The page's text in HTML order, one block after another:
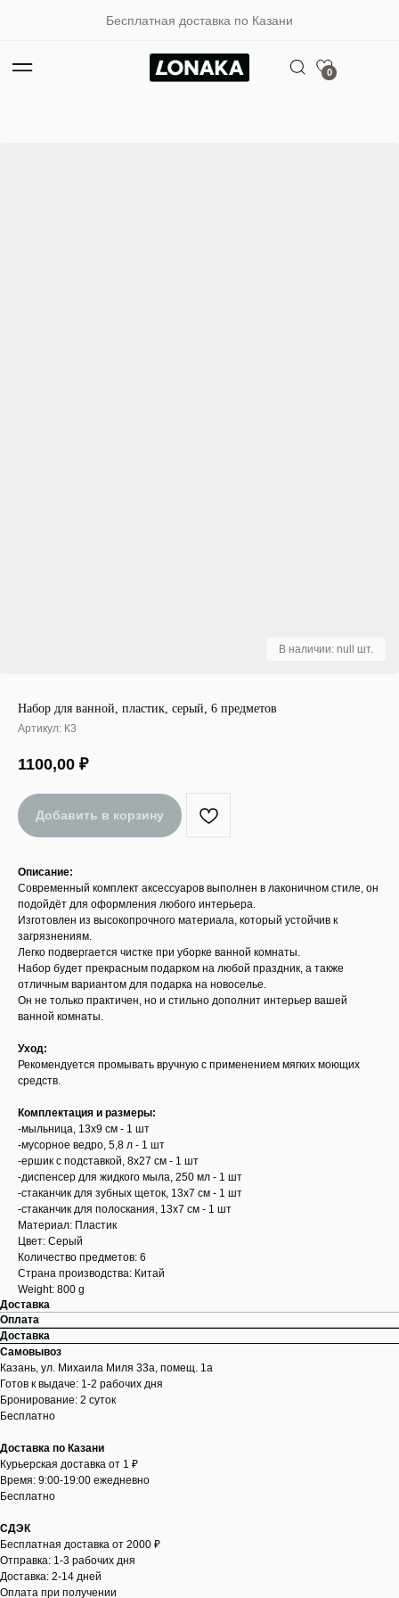
Бесплатная доставка по Казани
Набор для ванной, пластик, серый, 6 предметов
Артикул: К3
1100,00 ₽
Добавить в корзину
Описание:
Современный комплект аксессуаров выполнен в лаконичном стиле, он
подойдёт для оформления любого интерьера.
Изготовлен из высокопрочного материала, который устойчив к
загрязнениям.
Легко подвергается чистке при уборке ванной комнаты.
Набор будет прекрасным подарком на любой праздник, а также
отличным вариантом для подарка на новоселье.
Он не только практичен, но и стильно дополнит интерьер вашей
ванной комнаты.
Уход:
Рекомендуется промывать вручную с применением мягких моющих
средств.
Комплектация и размеры:
-мыльница, 13x9 см - 1 шт
-мусорное ведро, 5,8 л - 1 шт
-ершик с подставкой, 8x27 см - 1 шт
-диспенсер для жидкого мыла, 250 мл - 1 шт
-стаканчик для зубных щеток, 13x7 см - 1 шт
-стаканчик для полоскания, 13x7 см - 1 шт
Материал: Пластик
Цвет: Серый
Количество предметов: 6
Страна производства: Китай
Weight: 800 g
Доставка
Оплата
Доставка
Самовывоз
Казань, ул. Михаила Миля 33а, помещ. 1а
Готов к выдаче: 1-2 рабочих дня
Бронирование: 2 суток
Бесплатно
Доставка по Казани
Курьерская доставка от 1 ₽
Время: 9:00-19:00 ежедневно
Бесплатно
СДЭК
Бесплатная доставка от 2000 ₽
Отправка: 1-3 рабочих дня
Доставка: 2-14 дней
Оплата при получении